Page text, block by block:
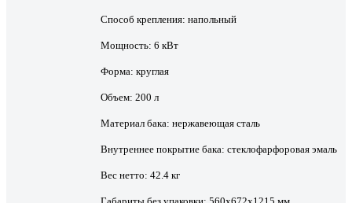
Способ крепления: напольный
Мощность: 6 кВт
Форма: круглая
Объем: 200 л
Материал бака: нержавеющая сталь
Внутреннее покрытие бака: стеклофарфоровая эмаль
Вес нетто: 42.4 кг